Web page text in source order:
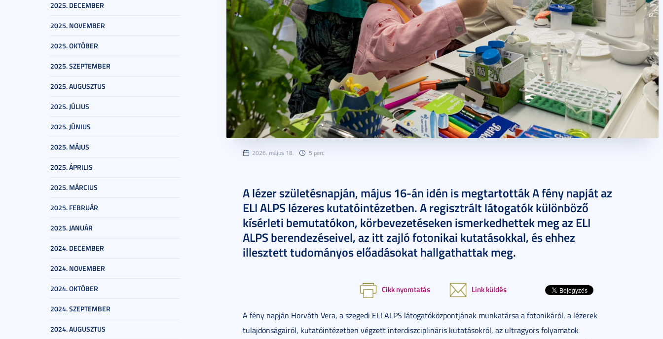
2025. DECEMBER
2025. NOVEMBER
2025. OKTÓBER
2025. SZEPTEMBER
2025. AUGUSZTUS
2025. JÚLIUS
2025. JÚNIUS
2025. MÁJUS
2025. ÁPRILIS
2025. MÁRCIUS
2025. FEBRUÁR
2025. JANUÁR
2024. DECEMBER
2024. NOVEMBER
2024. OKTÓBER
2024. SZEPTEMBER
2024. AUGUSZTUS
2026. május 18. 5 perc
A lézer születésnapján, május 16-án idén is megtartották A fény napját az
ELI ALPS lézeres kutatóintézetben. A regisztrált látogatók különböző
kísérleti bemutatókon, körbevezetéseken ismerkedhettek meg az ELI
ALPS berendezéseivel, az itt zajló fotonikai kutatásokkal, és ehhez
illesztett tudományos előadásokat hallgathattak meg.
Cikk nyomtatás Link küldés
A fény napján Horváth Vera, a szegedi ELI ALPS látogatóközpontjának munkatársa a fotonikáról, a lézerek
tulajdonságairól, kutatóintézetben végzett interdiszciplináris kutatásokról, az ultragyors folyamatok